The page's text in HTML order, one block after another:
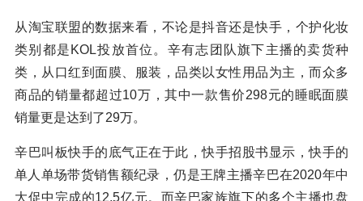
从淘宝联盟的数据来看，不论是抖音还是快手，个护化妆
类别都是KOL投放首位。辛有志团队旗下主播的卖货种
类，从口红到面膜、服装，品类以女性用品为主，而众多
商品的销量都超过10万，其中一款售价298元的睡眠面膜
销量更是达到了29万。
辛巴叫板快手的底气正在于此，快手招股书显示，快手的
单人单场带货销售额纪录，仍是王牌主播辛巴在2020年中
大促中完成的12.5亿元。而辛巴家族旗下的多个主播也盘